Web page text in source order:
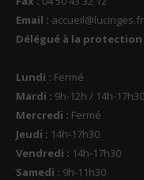
Email : accueil@lucinges.fr
Délégué à la protection
Lundi : Fermé
Mardi : 9h-12h / 14h-17h30
Mercredi : Fermé
Jeudi : 14h-17h30
Vendredi : 14h-17h30
Samedi : 9h-11h30